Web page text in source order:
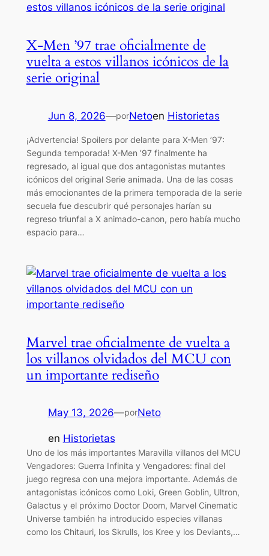
X-Men ’97 trae oficialmente de
vuelta a estos villanos icónicos de la
serie original
Jun 8, 2026—porNetoen Historietas
¡Advertencia! Spoilers por delante para X-Men ’97:
Segunda temporada! X-Men ’97 finalmente ha
regresado, al igual que dos antagonistas mutantes
icónicos del original Serie animada. Una de las cosas
más emocionantes de la primera temporada de la serie
secuela fue descubrir qué personajes harían su
regreso triunfal a X animado-canon, pero había mucho
espacio para…
Marvel trae oficialmente de vuelta a
los villanos olvidados del MCU con
un importante rediseño
May 13, 2026—porNeto
en Historietas
Uno de los más importantes Maravilla villanos del MCU
Vengadores: Guerra Infinita y Vengadores: final del
juego regresa con una mejora importante. Además de
antagonistas icónicos como Loki, Green Goblin, Ultron,
Galactus y el próximo Doctor Doom, Marvel Cinematic
Universe también ha introducido especies villanas
como los Chitauri, los Skrulls, los Kree y los Deviants,…